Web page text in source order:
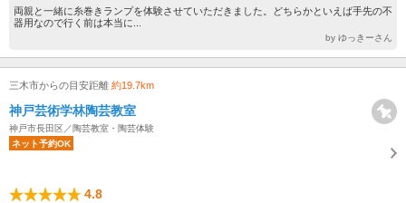
両親と一緒に糸巻きランプを体験させていただきました。どちらかといえば手先の不
器用なので行く前は本当に...
by ゆっきーさん
三木市からの目安距離 約19.7km
神戸芸術学林陶芸教室
神戸市長田区／陶芸教室・陶芸体験
ネット予約OK
4.8